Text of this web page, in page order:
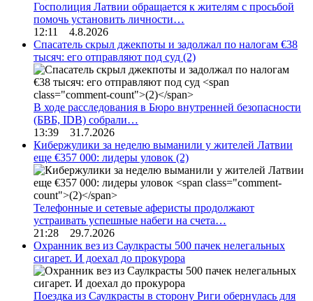
Госполиция Латвии обращается к жителям с просьбой
помочь установить личности…
12:11 4.8.2026
Спасатель скрыл джекпоты и задолжал по налогам €38
тысяч: его отправляют под суд (2)
В ходе расследования в Бюро внутренней безопасности
(БВБ, IDB) собрали…
13:39 31.7.2026
Кибержулики за неделю выманили у жителей Латвии
еще €357 000: лидеры уловок (2)
Телефонные и сетевые аферисты продолжают
устраивать успешные набеги на счета…
21:28 29.7.2026
Охранник вез из Саулкрасты 500 пачек нелегальных
сигарет. И доехал до прокурора
Поездка из Саулкрасты в сторону Риги обернулась для